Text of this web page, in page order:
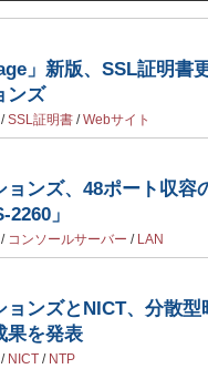
」新版、SSL証明書
ンズ
/SSL証明書 /Webサイト
ョンズ、48ポート収容
」
/ コンソールサーバー / LAN
ョンズとNICT、分散
果を発表
/ NICT / NTP